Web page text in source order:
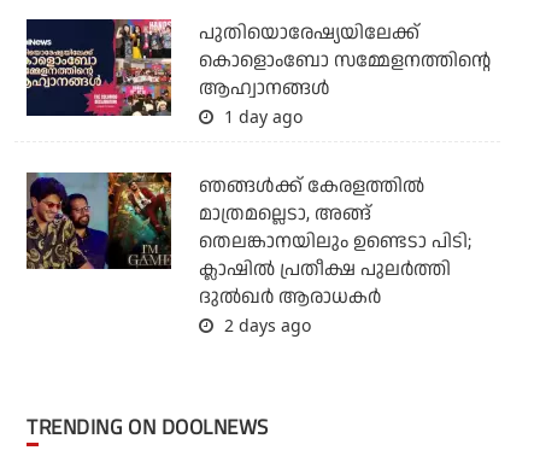
പുതിയൊരേഷ്യയിലേക്ക്
കൊളൊംബോ സമ്മേളനത്തിന്റെ
ആഹ്വാനങ്ങള്‍
1 day ago
ഞങ്ങള്‍ക്ക് കേരളത്തില്‍
മാത്രമല്ലെടാ, അങ്ങ്
തെലങ്കാനയിലും ഉണ്ടെടാ പിടി;
ക്ലാഷില്‍ പ്രതീക്ഷ പുലര്‍ത്തി
ദുല്‍ഖര്‍ ആരാധകര്‍
2 days ago
TRENDING ON DOOLNEWS